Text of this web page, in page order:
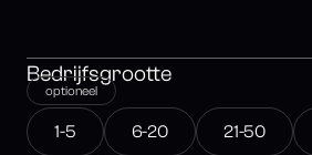
optioneel
Bedrijfsgrootte
1-5 6-20 21-50